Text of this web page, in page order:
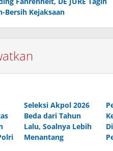
Bersih Kejaksaan
Seleksi Akpol 2026
Beda dari Tahun
Lalu, Soalnya Lebih
Menantang